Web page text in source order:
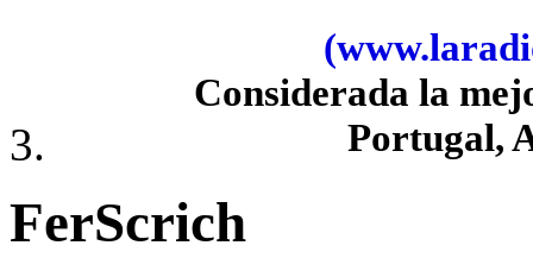
Considerada la
Portugal,
FerScrich